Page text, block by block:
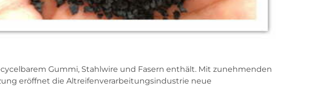
Gummi, Stahlwire und Fasern enthält. Mit zunehmenden
eröffnet die Altreifenverarbeitungsindustrie neue